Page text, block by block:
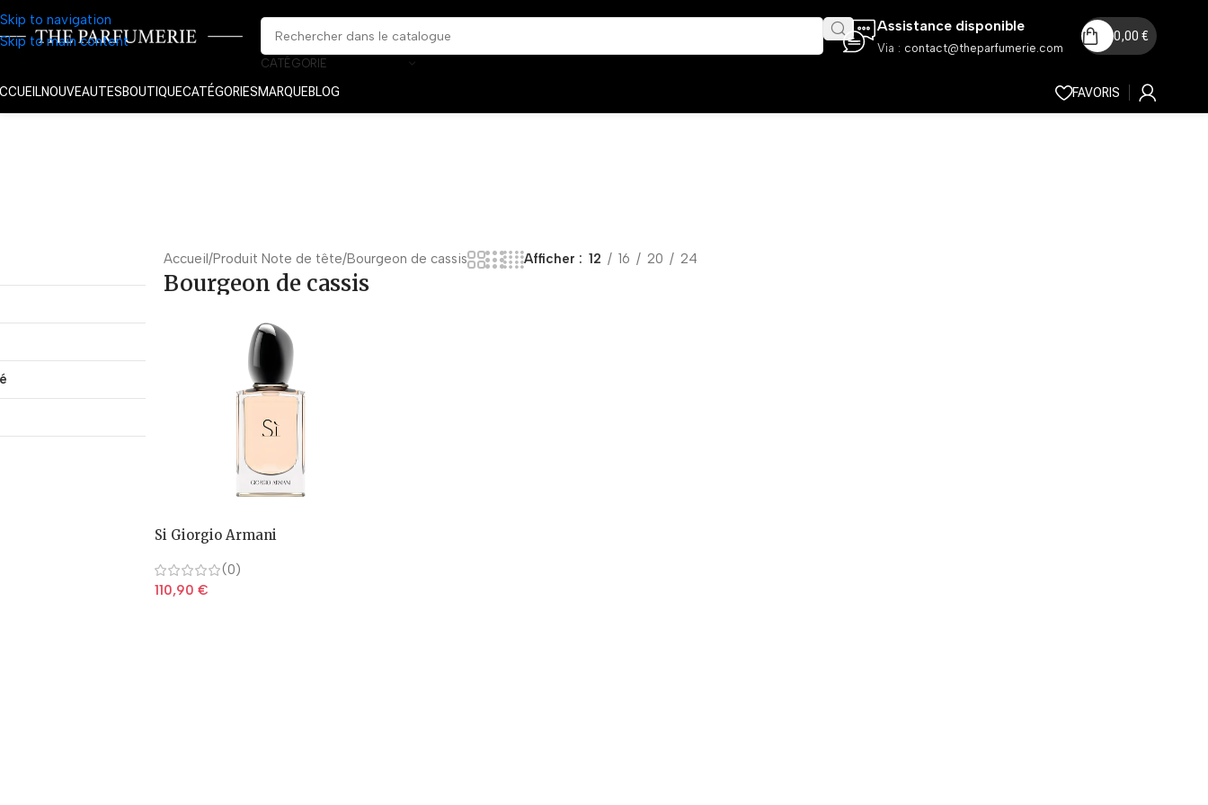
Skip to navigation
Skip to main content
CATÉGORIE
Assistance disponible
Via : contact@theparfumerie.com
0,00 €
NOUVEAUTESBOUTIQUECATÉGORIESMARQUEBLOG FAVORIS
Accueil Produit Note de tête Bourgeon de cassis Afficher 12 16 20 24
Bourgeon de cassis
Si Giorgio Armani
(0)
110,90 €